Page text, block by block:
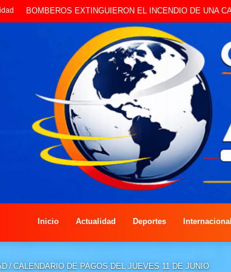
LA POLICÍA INVESTIGA ROBO A CAMBISTA
Inicio Actualidad Deportes
/ CALENDARIO DE PAGOS DEL JUEVES 11 DE JUNIO